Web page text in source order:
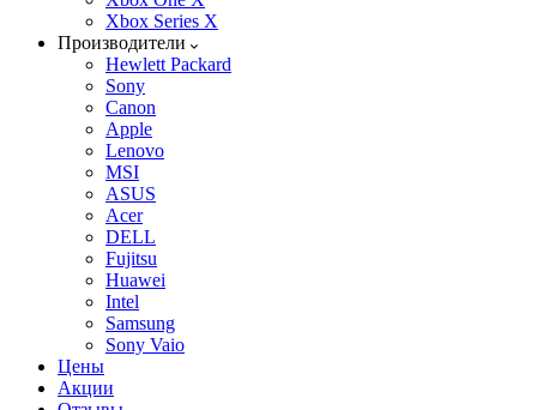
Xbox Series X
Производители
Hewlett Packard
Sony
Canon
Apple
Lenovo
MSI
ASUS
Acer
DELL
Fujitsu
Huawei
Intel
Samsung
Sony Vaio
Цены
Акции